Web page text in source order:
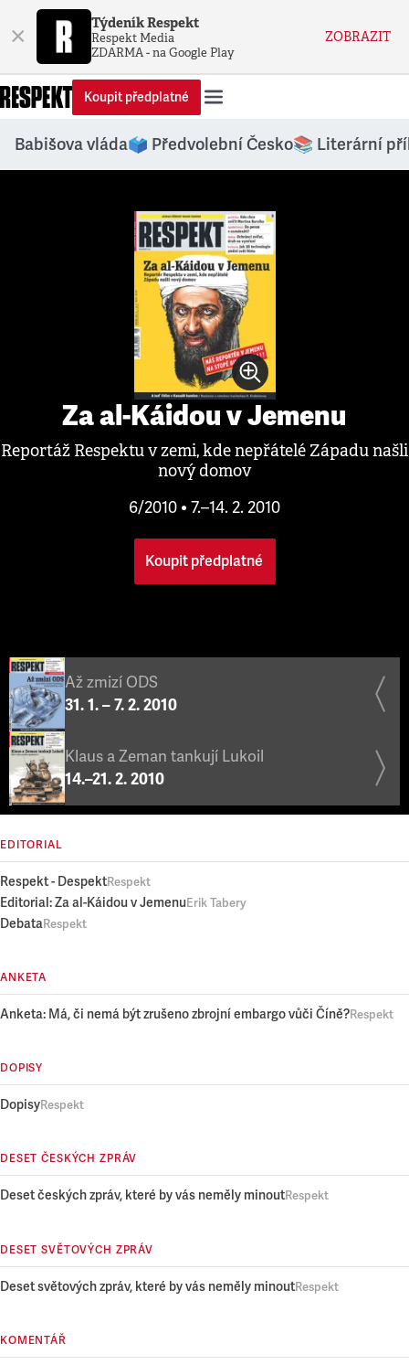
× Týdeník Respekt
Respekt Media
ZDARMA - na Google Play
ZOBRAZIT
Koupit předplatné
Babišova vláda🗳️ Předvolební Česko📚 Literární
6/2010 • 7.–14. 2. 2010
Za al-Káidou v Jemenu
Reportáž Respektu v zemi, kde nepřátelé Západu našli
nový domov
Koupit předplatné
Až zmizí ODS
31. 1. – 7. 2. 2010
Klaus a Zeman tankují Lukoil
14.–21. 2. 2010
EDITORIAL
Respekt - DespektRespekt
Editorial: Za al-Káidou v JemenuErik Tabery
DebataRespekt
ANKETA
Anketa: Má, či nemá být zrušeno zbrojní embargo vůči Číně?Respekt
DOPISY
DopisyRespekt
DESET ČESKÝCH ZPRÁV
Deset českých zpráv, které by vás neměly minoutRespekt
DESET SVĚTOVÝCH ZPRÁV
Deset světových zpráv, které by vás neměly minoutRespekt
KOMENTÁŘ